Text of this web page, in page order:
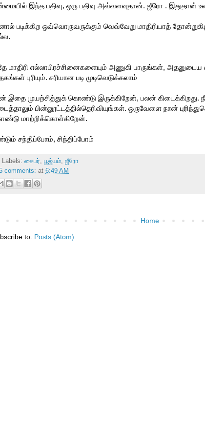
இந்த பதிவு, ஒரு பதிவு அவ்வளவுதான். ஜீரோ . இதுதான்
படிக்கிற ஒவ்வொருவருக்கும் வெவ்வேறு மாதிரியாத்
மாதிரி எல்லாபிரச்சினைகளையும் அணுகி பாருங்கள்,
புரியும். சரியான படி முடிவெடுக்கலாம்
இதை முயற்சித்துக் கொண்டு இருக்கிறேன், பலன் கிடைக்கிறது.
பின்னூட்டத்தில்தெரிவியுங்கள். ஒருவேளை நான்
மாற்றிக்கொள்கிறேன்.
சந்திப்போம், சிந்திப்போம்
Labels: சைபர் பூஜ்யம், ஜீரோ
comments: at 6:49 AM
Home
to: Posts (Atom)